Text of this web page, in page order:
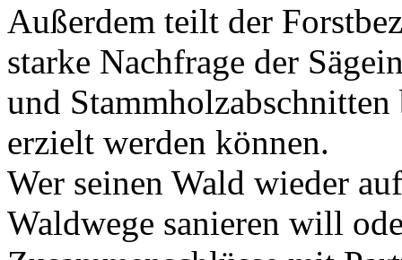
Außerdem teilt der
starke Nachfrage der
und
erzielt werden können.
Wer seinen Wald wieder
Waldwege sanieren will